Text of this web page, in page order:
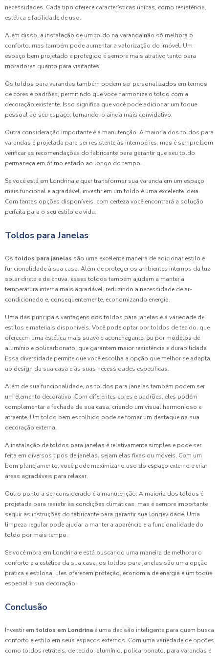
necessidades. Cada tipo oferece características únicas, como resistência,
estética e facilidade de uso.
Além disso, a instalação de um toldo na varanda não só melhora o
conforto, mas também pode aumentar a valorização do imóvel. Um
espaço bem projetado e protegido é sempre mais atrativo tanto para
moradores quanto para visitantes.
Os toldos para varandas também podem ser personalizados em termos
de cores e padrões, permitindo que você harmonize o toldo com a
decoração existente. Isso significa que você pode adicionar um toque
pessoal ao seu espaço, tornando-o ainda mais convidativo.
Outra consideração importante é a manutenção. A maioria dos toldos para
varandas é projetada para ser resistente às intempéries, mas é sempre bom
verificar as recomendações do fabricante para garantir que seu toldo
permaneça em ótimo estado ao longo do tempo.
Se você está em Londrina e quer transformar sua varanda em um espaço
mais funcional e agradável, investir em um toldo é uma excelente ideia.
Com tantas opções disponíveis, com certeza você encontrará a solução
perfeita para o seu estilo de vida.
Toldos para Janelas
Os toldos para janelas são uma excelente maneira de adicionar estilo e
funcionalidade à sua casa. Além de proteger os ambientes internos da luz
solar direta e da chuva, esses toldos também ajudam a manter a
temperatura interna mais agradável, reduzindo a necessidade de ar-
condicionado e, consequentemente, economizando energia.
Uma das principais vantagens dos toldos para janelas é a variedade de
estilos e materiais disponíveis. Você pode optar por toldos de tecido, que
oferecem uma estética mais suave e aconchegante, ou por modelos de
alumínio e policarbonato, que garantem maior resistência e durabilidade.
Essa diversidade permite que você escolha a opção que melhor se adapta
ao design da sua casa e às suas necessidades específicas.
Além de sua funcionalidade, os toldos para janelas também podem ser
um elemento decorativo. Com diferentes cores e padrões, eles podem
complementar a fachada da sua casa, criando um visual harmonioso e
atraente. Um toldo bem escolhido pode se tornar um destaque na sua
decoração externa.
A instalação de toldos para janelas é relativamente simples e pode ser
feita em diversos tipos de janelas, sejam elas fixas ou móveis. Com um
bom planejamento, você pode maximizar o uso do espaço externo e criar
áreas agradáveis para relaxar.
Outro ponto a ser considerado é a manutenção. A maioria dos toldos é
projetada para resistir às condições climáticas, mas é sempre importante
seguir as instruções do fabricante para garantir sua longevidade. Uma
limpeza regular pode ajudar a manter a aparência e a funcionalidade do
toldo por mais tempo.
Se você mora em Londrina e está buscando uma maneira de melhorar o
conforto e a estética da sua casa, os toldos para janelas são uma opção
prática e estilosa. Eles oferecem proteção, economia de energia e um toque
especial à sua decoração.
Conclusão
Investir em toldos em Londrina é uma decisão inteligente para quem busca
conforto e estilo em seus espaços externos. Com uma variedade de opções
como toldos retráteis, de tecido, alumínio, policarbonato, para varandas e